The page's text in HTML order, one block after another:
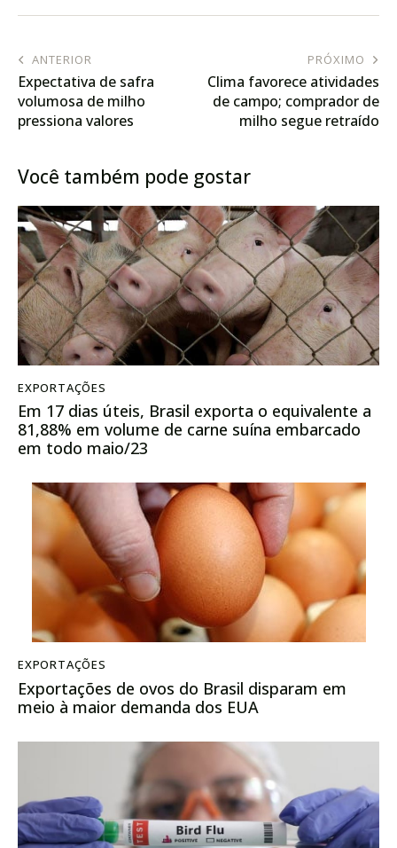
ANTERIOR
Expectativa de safra
volumosa de milho
pressiona valores
PRÓXIMO
Clima favorece atividades
de campo; comprador de
milho segue retraído
Você também pode gostar
EXPORTAÇÕES
Em 17 dias úteis, Brasil exporta o equivalente a
81,88% em volume de carne suína embarcado
em todo maio/23
EXPORTAÇÕES
Exportações de ovos do Brasil disparam em
meio à maior demanda dos EUA